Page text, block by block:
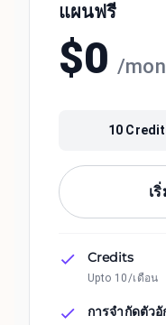
แผนฟรี
$0 /
10
เ
Credits
Upto 10/เดือน
การจำกัดตัวอั